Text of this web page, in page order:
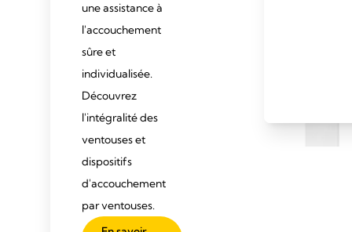
une assistance à
l'accouchement
sûre et
individualisée.
Découvrez
l'intégralité des
ventouses et
dispositifs
d'accouchement
par ventouses.